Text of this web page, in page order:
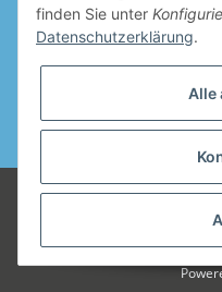
© mahalinchen GmbH
Wir
Unsere Qualitätsansprüche
finden Sie unter
Datenschutzerklärung.
Alle